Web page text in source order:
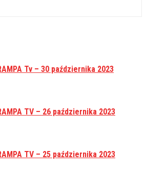
Tv – 30 października 2023
TV – 26 października 2023
TV – 25 października 2023